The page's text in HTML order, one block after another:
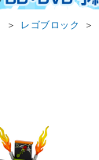
＞ レゴブロック ＞